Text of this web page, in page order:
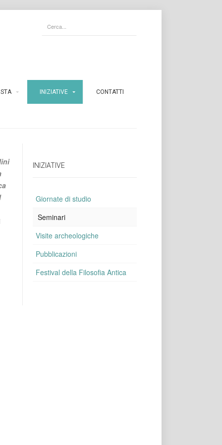
INIZIATIVE CONTATTI
INIZIATIVE
Giornate di studio
Seminari
Visite archeologiche
Pubblicazioni
Festival della Filosofia Antica